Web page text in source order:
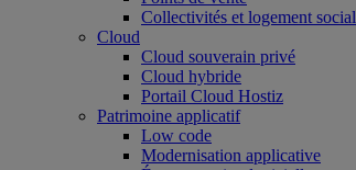
Collectivités et logement social
Cloud
Cloud souverain privé
Cloud hybride
Portail Cloud Hostiz
Patrimoine applicatif
Low code
Modernisation applicative